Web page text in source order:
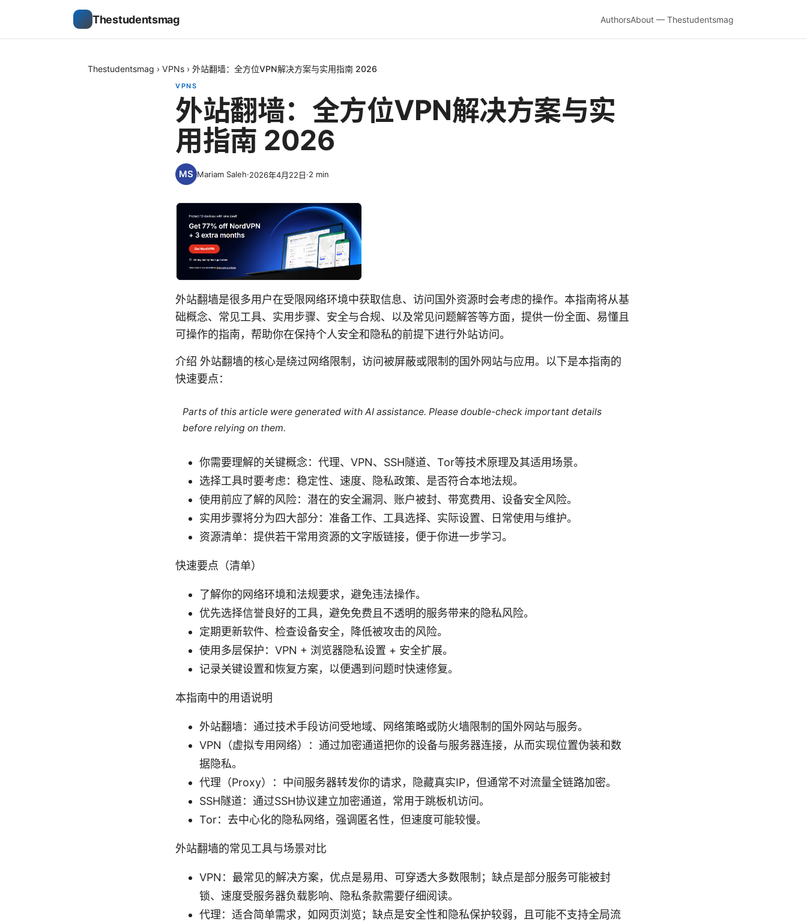
Thestudentsmag AuthorsAbout — Thestudentsmag
Thestudentsmag › VPNs › 外站翻墙：全方位VPN解决方案与实用指南 2026
VPNS
外站翻墙：全方位VPN解决方案与实
用指南 2026
Mariam Saleh·2026年4月22日·2 min
外站翻墙是很多用户在受限网络环境中获取信息、访问国外资源时会考虑的操作。本指南将从基
础概念、常见工具、实用步骤、安全与合规、以及常见问题解答等方面，提供一份全面、易懂且
可操作的指南，帮助你在保持个人安全和隐私的前提下进行外站访问。
介绍 外站翻墙的核心是绕过网络限制，访问被屏蔽或限制的国外网站与应用。以下是本指南的
快速要点：
Parts of this article were generated with AI assistance. Please double-check important details
before relying on them.
你需要理解的关键概念：代理、VPN、SSH隧道、Tor等技术原理及其适用场景。
选择工具时要考虑：稳定性、速度、隐私政策、是否符合本地法规。
使用前应了解的风险：潜在的安全漏洞、账户被封、带宽费用、设备安全风险。
实用步骤将分为四大部分：准备工作、工具选择、实际设置、日常使用与维护。
资源清单：提供若干常用资源的文字版链接，便于你进一步学习。
快速要点（清单）
了解你的网络环境和法规要求，避免违法操作。
优先选择信誉良好的工具，避免免费且不透明的服务带来的隐私风险。
定期更新软件、检查设备安全，降低被攻击的风险。
使用多层保护：VPN + 浏览器隐私设置 + 安全扩展。
记录关键设置和恢复方案，以便遇到问题时快速修复。
本指南中的用语说明
外站翻墙：通过技术手段访问受地域、网络策略或防火墙限制的国外网站与服务。
VPN（虚拟专用网络）：通过加密通道把你的设备与服务器连接，从而实现位置伪装和数
据隐私。
代理（Proxy）：中间服务器转发你的请求，隐藏真实IP，但通常不对流量全链路加密。
SSH隧道：通过SSH协议建立加密通道，常用于跳板机访问。
Tor：去中心化的隐私网络，强调匿名性，但速度可能较慢。
外站翻墙的常见工具与场景对比
VPN：最常见的解决方案，优点是易用、可穿透大多数限制；缺点是部分服务可能被封
锁、速度受服务器负载影响、隐私条款需要仔细阅读。
代理：适合简单需求，如网页浏览；缺点是安全性和隐私保护较弱，且可能不支持全局流